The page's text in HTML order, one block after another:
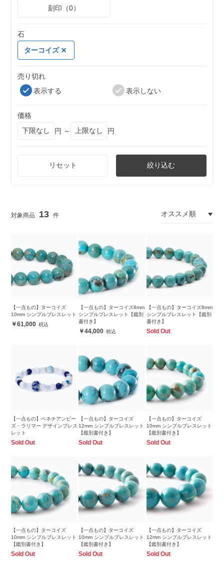
刻印（0）
石
ターコイズ
売り切れ
表示する
表示しない
価格
円 ～
円
リセット 絞り込む
13
【一点もの】ターコイズ
10mm シンプルブレスレット
61,000
【一点もの】ターコイズ8mm
シンプルブレスレット【鑑別
書付き】
44,000
【一点もの】ターコイズ8mm
シンプルブレスレット【鑑別
書付き】
Sold Out
【一点もの】ベネチアンビー
ズ・ラリマー デザインブレス
レット
Sold Out
【一点もの】ターコイズ
12mm シンプルブレスレット
【鑑別書付き】
Sold Out
【一点もの】ターコイズ
10mm シンプルブレスレット
【鑑別書付き】
Sold Out
【一点もの】ターコイズ
10mm シンプルブレスレット
【鑑別書付き】
Sold Out
【一点もの】ターコイズ
10mm シンプルブレスレット
【鑑別書付き】
Sold Out
【一点もの】ターコイズ
12mm シンプルブレスレット
【鑑別書付き】
Sold Out